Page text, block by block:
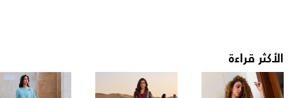
الأكثر قراءة